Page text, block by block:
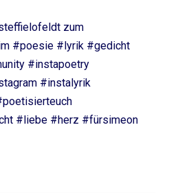
zum
#poesie #lyrik #gedicht
#instapoetry
#instalyrik
#liebe #herz #fürsimeon